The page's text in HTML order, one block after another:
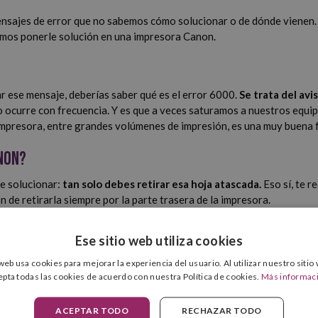
de error que no sabemos cómo solucionar o de dónde
ponerle solución en una impresora Canon.
mensaje, deberías saber qué es el error 6000.Se trata del
con frecuencia. Y es que a veces saturamos a nuestros
entre grandes volúmenes de impresión, es una muy
solucionar: tan solo debes retirar esa hoja atascada. Eso sí, te
de retirarla siempre por la parte trasera de la impresora.
una mano por el agujero por el que se ponen las hojas de
pieza que estabas retirando hacia atrás. Cuando sientas que la
evitar que aparezcan diferentes mensajes de error.
Ese sitio web utiliza cookies
usa cookies para mejorar la experiencia del usuario. Al utilizar nuestro sitio
todas las cookies de acuerdo con nuestra Política de cookies.Más
ACEPTAR TODO RECHAZAR TODO